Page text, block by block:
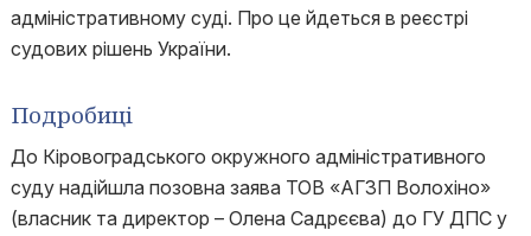
адміністративному суді. Про це йдеться в реєстрі
судових рішень України.
Подробиці
До Кіровоградського окружного адміністративного
суду надійшла позовна заява ТОВ «АГЗП Волохіно»
(власник та директор – Олена Садрєєва) до ГУ ДПС у